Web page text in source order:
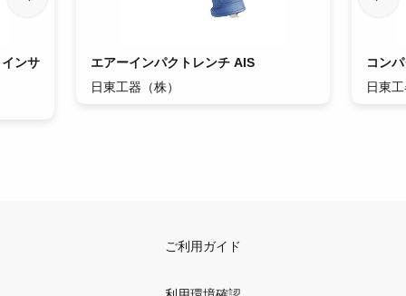
ンサ
エアーインパクトレンチ AIS
日東工器（株）
コン
日東
ご利用ガイド